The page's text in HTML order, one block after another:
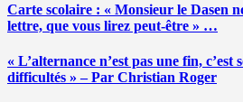
Carte scolaire : « Monsieur le Dasen
lettre, que vous lirez peut-être » …
« L’alternance n’est pas une fin, c’est
difficultés » – Par Christian Roger